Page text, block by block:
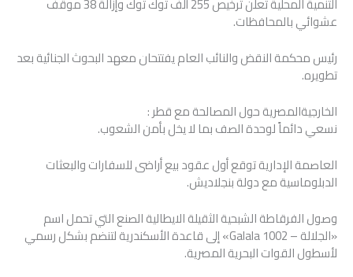
التنمية المحلية تعلن ترخيص 255 ألف توك توك وإزالة 38 موقف
عشوائي بالمحافظات.
رئيس محكمة النقض والنائب العام يفتتحان معهد البحوث الجنائية بعد
تطويره.
الخارجيةالمصرية حول المصالحة مع قطر :
نسعي دائماً لوحدة الصف بما لا يخل بأمن الشعوب.
العاصمة الإدارية توقع أول عقود بيع أراضى للسفارات والبعثات
الدبلوماسية مع دولة بنجلاديش.
وصول الفرقاطة الشبحية الثقيلة الايطالية الصنع التي تحمل اسم
«الجلالة – Galala 1002» إلى قاعدة الأسكندرية لتنضم بشكل رسمي
لأسطول القوات البحرية المصرية.